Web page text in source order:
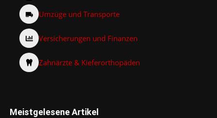
Umzüge und Transporte
Versicherungen und Finanzen
Zahnärzte & Kieferorthopäden
Meistgelesene Artikel